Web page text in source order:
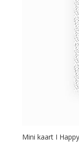
Mini kaart I